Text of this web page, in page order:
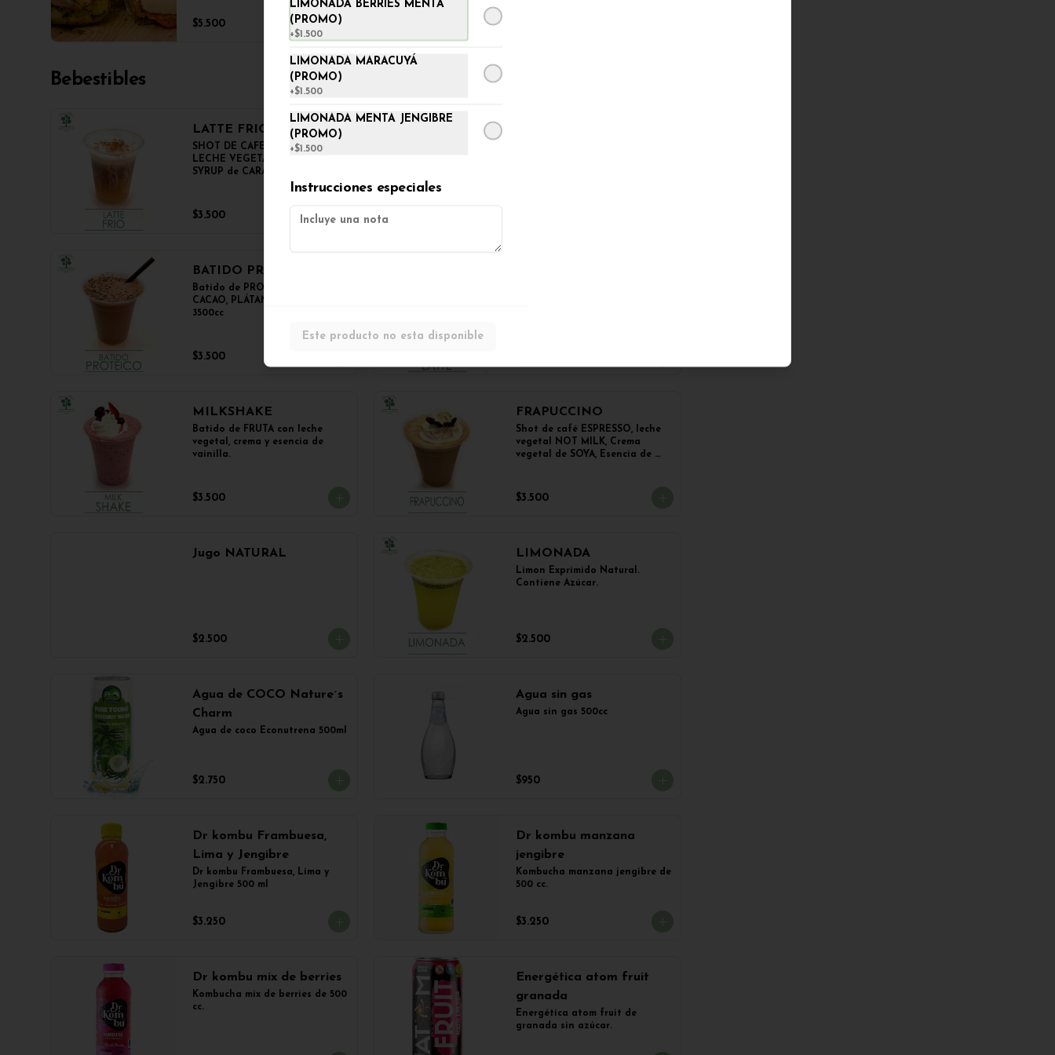
en panini + papas salteadas.
$5.500
Bebestibles
LATTE FRIO
SHOT DE CAFE ESPRESSO,
LECHE VEGETAL NOT MILK y
SYRUP de CARAMELO
$3.500
BATIDO PROTEICO
Batido de PROTEINA con
CACAO, PLÁTANO y CHIA.
3500cc
$3.500
MILKSHAKE
Batido de FRUTA con leche
vegetal, crema y esencia de
vainilla.
$3.500
FRAPUCCINO
Shot de café ESPRESSO, leche
vegetal NOT MILK, Crema
vegetal de SOYA, Esencia de
$3.500
Jugo NATURAL
$2.500
LIMONADA
Limon Exprimido Natural.
Contiene Azúcar.
$2.500
Agua de COCO Nature´s
Charm
Agua de coco Econutrena 500ml
$2.750
Agua sin gas
Agua sin gas 500cc
$950
Dr kombu Frambuesa,
Lima y Jengibre
Dr kombu Frambuesa, Lima y
Jengibre 500 ml
$3.250
Dr kombu manzana
jengibre
Kombucha manzana jengibre de
500 cc.
$3.250
Dr kombu mix de berries
Kombucha mix de berries de 500
cc.
Energética atom fruit
granada
Energética atom fruit de
granada sin azúcar.
LIMONADA BERRIES MENTA
(PROMO)
+$1.500
LIMONADA MARACUYÁ
(PROMO)
+$1.500
LIMONADA MENTA JENGIBRE
(PROMO)
+$1.500
Instrucciones especiales
Este producto no esta disponible